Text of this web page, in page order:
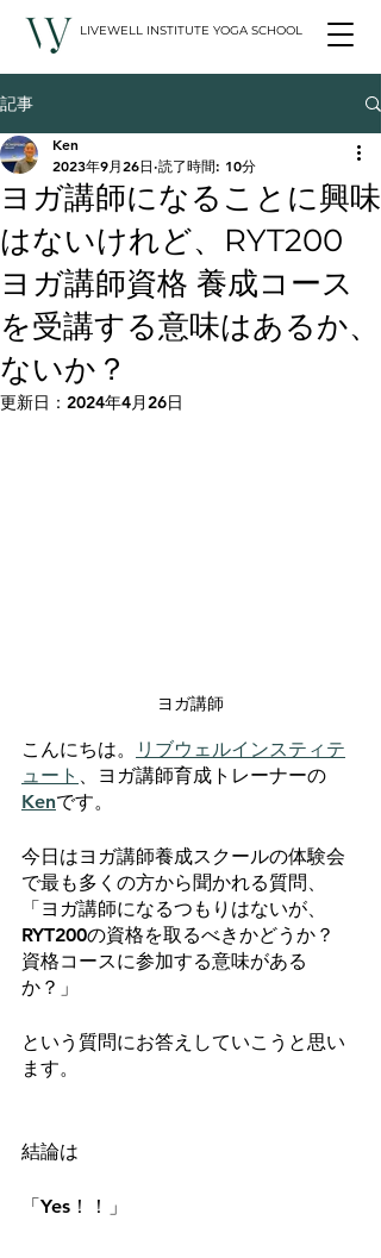
LIVEWELL INSTITUTE YOGA SCHOOL
記事
ヨガ講師になることに興味
はないけれど、RYT200
ヨガ講師資格 養成コース
を受講する意味はあるか、
ないか？
Ken
2023年9月26日 読了時間: 10分
更新日： 2024年4月26日
ヨガ講師
こんにちは。
リブウェルインスティテ
ュート 、ヨガ講師育成トレーナーの
Kenです。
今日はヨガ講師養成スクールの体験会
で最も多くの方から聞かれる質問、
「ヨガ講師になるつもりはないが、
RYT200の資格を取るべきかどうか？
資格コースに参加する意味がある
か？」
という質問にお答えしていこうと思い
ます。
結論は
「Yes！！」